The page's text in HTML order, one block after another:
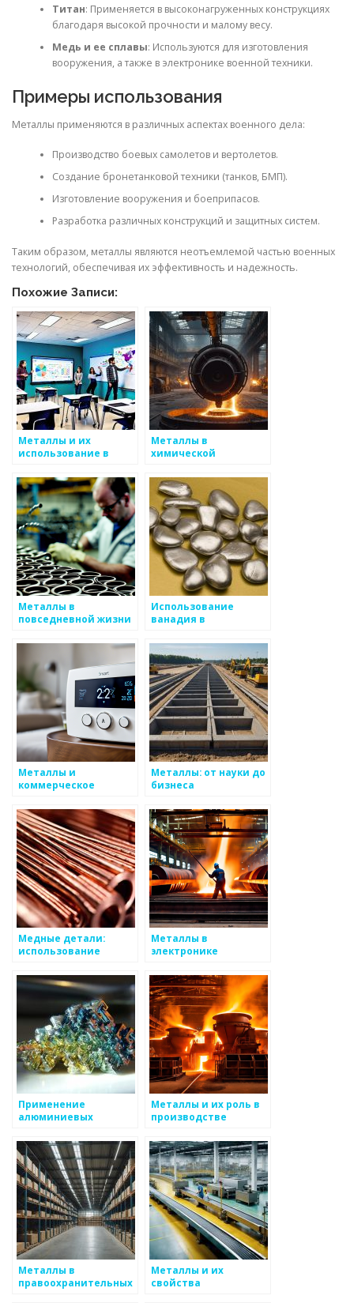
Титан: Применяется в высоконагруженных конструкциях
благодаря высокой прочности и малому весу.
Медь и ее сплавы: Используются для изготовления
вооружения, а также в электронике военной техники.
Примеры использования
Металлы применяются в различных аспектах военного дела:
Производство боевых самолетов и вертолетов.
Создание бронетанковой техники (танков, БМП).
Изготовление вооружения и боеприпасов.
Разработка различных конструкций и защитных систем.
Таким образом, металлы являются неотъемлемой частью военных
технологий, обеспечивая их эффективность и надежность.
Похожие Записи:
Металлы и их
использование в
Металлы в
химической
Металлы в
повседневной жизни
Использование
ванадия в
и в составе
специальных сплавов
Металлы и
коммерческое
искусстве
Металлы: от науки до
бизнеса
Медные детали:
использование
промышленности
Металлы в
электронике
Применение
алюминиевых
космической
промышленности
Металлы и их роль в
производстве
Металлы в
правоохранительных
Металлы и их
свойства